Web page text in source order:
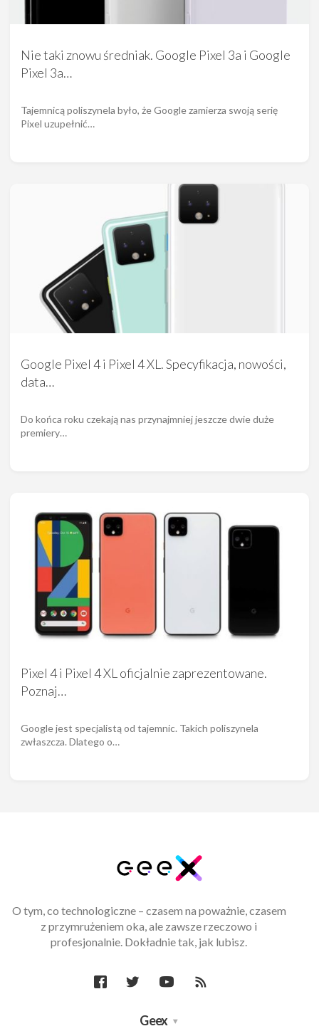
Nie taki znowu średniak. Google Pixel 3a i Google
Pixel 3a…
Tajemnicą poliszynela było, że Google zamierza swoją serię
Pixel uzupełnić…
Google Pixel 4 i Pixel 4 XL. Specyfikacja, nowości,
data…
Do końca roku czekają nas przynajmniej jeszcze dwie duże
premiery…
Pixel 4 i Pixel 4 XL oficjalnie zaprezentowane.
Poznaj…
Google jest specjalistą od tajemnic. Takich poliszynela
zwłaszcza. Dlatego o…
O tym, co technologiczne – czasem na poważnie, czasem
z przymrużeniem oka, ale zawsze rzeczowo i
profesjonalnie. Dokładnie tak, jak lubisz.
Geex